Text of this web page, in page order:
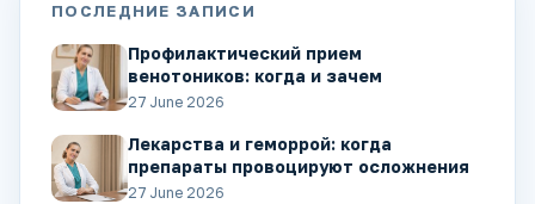
ПОСЛЕДНИЕ ЗАПИСИ
Профилактический прием
венотоников: когда и зачем
27 June 2026
Лекарства и геморрой: когда
препараты провоцируют осложнения
27 June 2026